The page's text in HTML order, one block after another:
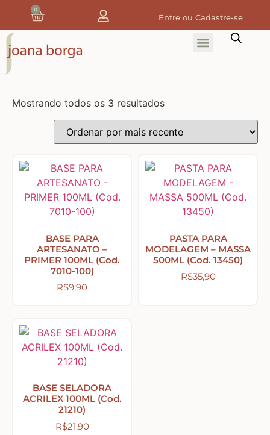
0
Entre ou Cadastre-se
Home
Tecidos
Tecidos de Natal
Coleção Joana Borga
Tecidos Digitais e 3D
Tecidos de Composição
Tecidos com Desenhos de Painéis
Listrados e Xadrez
Tecidos Estampados e Florais
Tecidos Estampas de Cozinha
Mostrando todos os 3 resultados
BASE PARA
ARTESANATO –
PRIMER 100ML (Cod.
7010-100)
R$9,90
PASTA PARA
MODELAGEM – MASSA
500ML (Cod. 13450)
R$35,90
BASE SELADORA
ACRILEX 100ML (Cod.
21210)
R$21,90